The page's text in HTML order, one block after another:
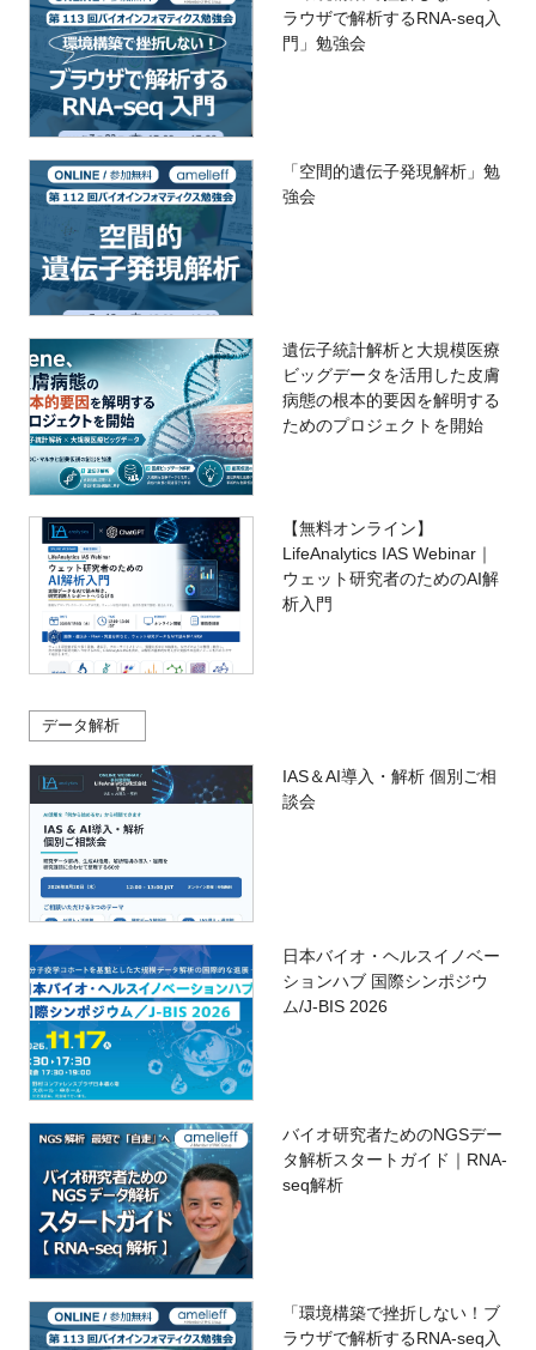
ラウザで解析するRNA-seq入
門」勉強会
「空間的遺伝子発現解析」勉
強会
遺伝子統計解析と大規模医療
ビッグデータを活用した皮膚
病態の根本的要因を解明する
ためのプロジェクトを開始
【無料オンライン】
LifeAnalytics IAS Webinar｜
ウェット研究者のためのAI解
析入門
データ解析
IAS＆AI導入・解析 個別ご相
談会
日本バイオ・ヘルスイノベー
ションハブ 国際シンポジウ
ム/J-BIS 2026
バイオ研究者ためのNGSデー
タ解析スタートガイド｜RNA-
seq解析
「環境構築で挫折しない！ブ
ラウザで解析するRNA-seq入